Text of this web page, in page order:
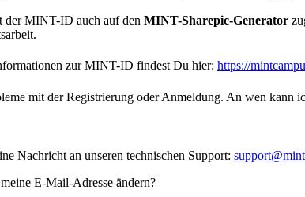
der MINT-ID auch auf den MINT-Sharepic-Generator
zur MINT-ID findest Du hier: https://
mit der Registrierung oder Anmeldung. An wen kann
Nachricht an unseren technischen Support:
E-Mail-Adresse ändern?